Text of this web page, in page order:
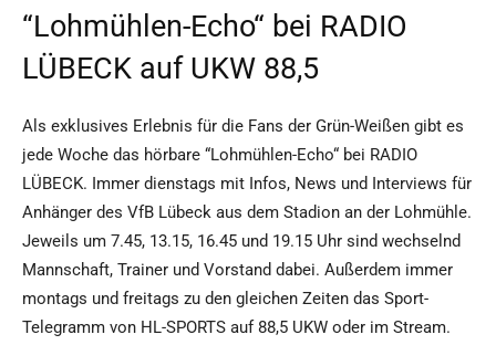
“Lohmühlen-Echo“ bei RADIO
LÜBECK auf UKW 88,5
Als exklusives Erlebnis für die Fans der Grün-Weißen gibt es
jede Woche das hörbare “Lohmühlen-Echo“ bei RADIO
LÜBECK. Immer dienstags mit Infos, News und Interviews für
Anhänger des VfB Lübeck aus dem Stadion an der Lohmühle.
Jeweils um 7.45, 13.15, 16.45 und 19.15 Uhr sind wechselnd
Mannschaft, Trainer und Vorstand dabei. Außerdem immer
montags und freitags zu den gleichen Zeiten das Sport-
Telegramm von HL-SPORTS auf 88,5 UKW oder im Stream.